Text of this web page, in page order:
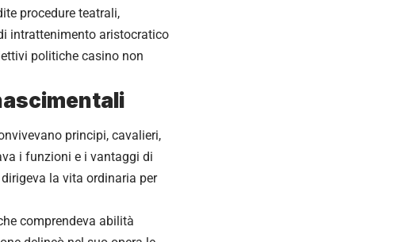
procedure teatrali,
intrattenimento aristocratico
politiche casino non
principi, cavalieri,
i funzioni e i vantaggi di
la vita ordinaria per
comprendeva abilità